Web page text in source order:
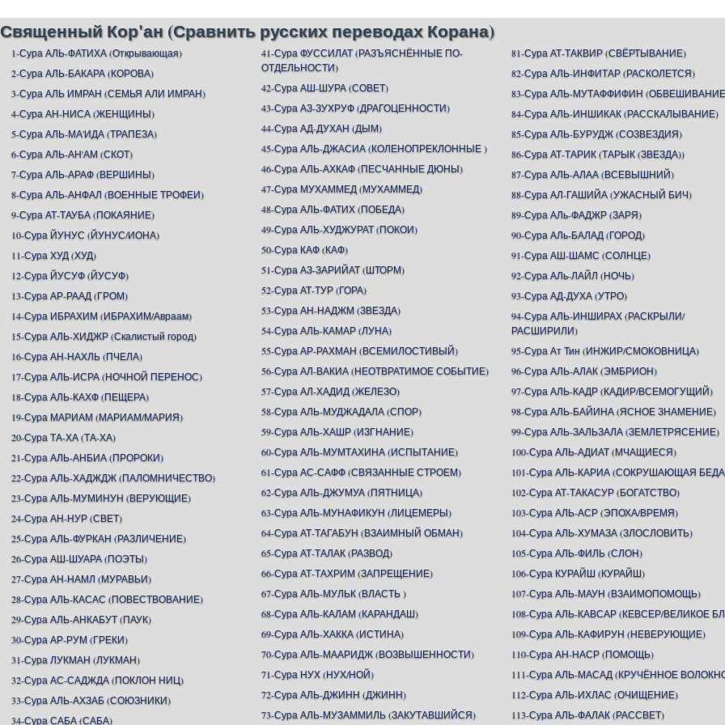
Священный Кор'ан (Сравнить русских переводах Корана)
1-Сура АЛЬ-ФАТИХА (Открывающая)
2-Сура АЛЬ-БАКАРА (КОРОВА)
3-Сура АЛЬ ИМРАН (СЕМЬЯ АЛИ ИМРАН)
4-Сура АН-НИСА (ЖЕНЩИНЫ)
5-Сура АЛЬ-МА'ИДА (ТРАПЕЗА)
6-Сура АЛЬ-АН'АМ (СКОТ)
7-Сура АЛЬ-АРАФ (ВЕРШИНЫ)
8-Сура АЛЬ-АНФАЛ (ВОЕННЫЕ ТРОФЕИ)
9-Сура АТ-ТАУБА (ПОКАЯНИЕ)
10-Сура ЙУНУС (ЙУНУС/ИОНА)
11-Сура ХУД (ХУД)
12-Сура ЙУСУФ (ЙУСУФ)
13-Сура АР-РААД (ГРОМ)
14-Сура ИБРАХИМ (ИБРАХИМ/Авраам)
15-Сура АЛЬ-ХИДЖР (Скалистый город)
16-Сура АН-НАХЛЬ (ПЧЕЛА)
17-Сура АЛЬ-ИСРА (НОЧНОЙ ПЕРЕНОС)
18-Сура АЛЬ-КАХФ (ПЕЩЕРА)
19-Сура МАРИАМ (МАРИАМ/МАРИЯ)
20-Сура ТА-ХА (ТА-ХА)
21-Сура АЛЬ-АНБИА (ПРОРОКИ)
22-Сура АЛЬ-ХАДЖДЖ (ПАЛОМНИЧЕСТВО)
23-Сура АЛЬ-МУМИНУН (ВЕРУЮЩИЕ)
24-Сура АН-НУР (СВЕТ)
25-Сура АЛЬ-ФУРКАН (РАЗЛИЧЕНИЕ)
26-Сура АШ-ШУАРА (ПОЭТЫ)
27-Сура АН-НАМЛ (МУРАВЬИ)
28-Сура АЛЬ-КАСАС (ПОВЕСТВОВАНИЕ)
29-Сура АЛЬ-АНКАБУТ (ПАУК)
30-Сура АР-РУМ (ГРЕКИ)
31-Сура ЛУКМАН (ЛУКМАН)
32-Сура АС-САДЖДА (ПОКЛОН НИЦ)
33-Сура АЛЬ-АХЗАБ (СОЮЗНИКИ)
34-Сура САБА (САБА)
41-Сура ФУССИЛАТ (РАЗЪЯСНЁННЫЕ ПО-
ОТДЕЛЬНОСТИ)
42-Сура АШ-ШУРА (СОВЕТ)
43-Сура АЗ-ЗУХРУФ (ДРАГОЦЕННОСТИ)
44-Сура АД-ДУХАН (ДЫМ)
45-Сура АЛЬ-ДЖАСИА (КОЛЕНОПРЕКЛОННЫЕ )
46-Сура АЛЬ-АХКАФ (ПЕСЧАННЫЕ ДЮНЫ)
47-Сура МУХАММЕД (МУХАММЕД)
48-Сура АЛЬ-ФАТИХ (ПОБЕДА)
49-Сура АЛЬ-ХУДЖУРАТ (ПОКОИ)
50-Сура КАФ (КАФ)
51-Сура АЗ-ЗАРИЙАТ (ШТОРМ)
52-Сура АТ-ТУР (ГОРА)
53-Сура АН-НАДЖМ (ЗВЕЗДА)
54-Сура АЛЬ-КАМАР (ЛУНА)
55-Сура АР-РАХМАН (ВСЕМИЛОСТИВЫЙ)
56-Сура АЛ-ВАКИА (НЕОТВРАТИМОЕ СОБЫТИЕ)
57-Сура АЛ-ХАДИД (ЖЕЛЕЗО)
58-Сура АЛЬ-МУДЖАДАЛА (СПОР)
59-Сура АЛЬ-ХАШР (ИЗГНАНИЕ)
60-Сура АЛЬ-МУМТАХИНА (ИСПЫТАНИЕ)
61-Сура АС-САФФ (СВЯЗАННЫЕ СТРОЕМ)
62-Сура АЛЬ-ДЖУМУА (ПЯТНИЦА)
63-Сура АЛЬ-МУНАФИКУН (ЛИЦЕМЕРЫ)
64-Сура АТ-ТАГАБУН (ВЗАИМНЫЙ ОБМАН)
65-Сура АТ-ТАЛАК (РАЗВОД)
66-Сура АТ-ТАХРИМ (ЗАПРЕЩЕНИЕ)
67-Сура АЛЬ-МУЛЬК (ВЛАСТЬ )
68-Сура АЛЬ-КАЛАМ (КАРАНДАШ)
69-Сура АЛЬ-ХАККА (ИСТИНА)
70-Сура АЛЬ-МААРИДЖ (ВОЗВЫШЕННОСТИ)
71-Сура НУХ (НУХ/НОЙ)
72-Сура АЛЬ-ДЖИНН (ДЖИНН)
73-Сура АЛЬ-МУЗАММИЛЬ (ЗАКУТАВШИЙСЯ)
81-Сура АТ-ТАКВИР (СВЁРТЫВАНИЕ)
82-Сура АЛЬ-ИНФИТАР (РАСКОЛЕТСЯ)
83-Сура АЛЬ-МУТАФФИФИН
84-Сура АЛЬ-ИНШИКАК (РАССКАЛЫВАНИЕ)
85-Сура АЛЬ-БУРУДЖ (СОЗВЕЗДИЯ)
86-Сура АТ-ТАРИК (ТАРЫК (ЗВЕЗДА))
87-Сура АЛЬ-АЛАА (ВСЕВЫШНИЙ)
88-Сура АЛ-ГАШИЙА (УЖАСНЫЙ БИЧ)
89-Сура АЛь-ФАДЖР (ЗАРЯ)
90-Сура АЛь-БАЛАД (ГОРОД)
91-Сура АШ-ШАМС (СОЛНЦЕ)
92-Сура АЛь-ЛАЙЛ (НОЧЬ)
93-Сура АД-ДУХА (УТРО)
94-Сура АЛЬ-ИНШИРАХ (РАСКРЫЛИ/
РАСШИРИЛИ)
95-Сура Ат Тин (ИНЖИР/СМОКОВНИЦА)
96-Сура АЛЬ-АЛАК (ЭМБРИОН)
97-Сура АЛЬ-КАДР (КАДИР/ВСЕМОГУЩИЙ)
98-Сура АЛЬ-БАЙИНА (ЯСНОЕ ЗНАМЕНИЕ)
99-Сура АЛЬ-ЗАЛЬЗАЛА (ЗЕМЛЕТРЯСЕНИЕ)
100-Сура АЛЬ-АДИАТ (МЧАЩИЕСЯ)
101-Сура АЛЬ-КАРИА (СОКРУШАЮЩАЯ
102-Сура АТ-ТАКАСУР (БОГАТСТВО)
103-Сура АЛЬ-АСР (ЭПОХА/ВРЕМЯ)
104-Сура АЛЬ-ХУМАЗА (ЗЛОСЛОВИТЬ)
105-Сура АЛЬ-ФИЛЬ (СЛОН)
106-Сура КУРАЙШ (КУРАЙШ)
107-Сура АЛЬ-МАУН (ВЗАИМОПОМОЩЬ)
108-Сура АЛЬ-КАВСАР (КЕВСЕР/ВЕЛИКОЕ
109-Сура АЛЬ-КАФИРУН (НЕВЕРУЮЩИЕ)
110-Сура АН-НАСР (ПОМОЩЬ)
111-Сура АЛЬ-МАСАД (КРУЧЁННОЕ
112-Сура АЛЬ-ИХЛАС (ОЧИЩЕНИЕ)
113-Сура АЛЬ-ФАЛАК (РАССВЕТ)